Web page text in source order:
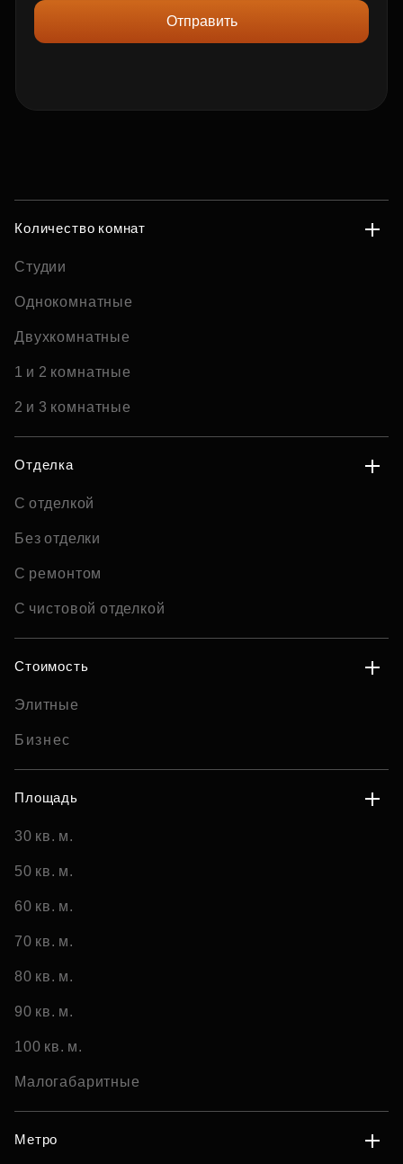
Отправить
Количество комнат
Студии
Однокомнатные
Двухкомнатные
1 и 2 комнатные
2 и 3 комнатные
Отделка
С отделкой
Без отделки
С ремонтом
С чистовой отделкой
Стоимость
Элитные
Бизнес
Площадь
30 кв. м.
50 кв. м.
60 кв. м.
70 кв. м.
80 кв. м.
90 кв. м.
100 кв. м.
Малогабаритные
Метро